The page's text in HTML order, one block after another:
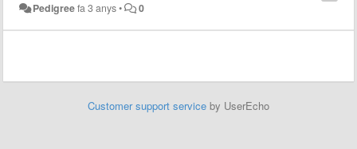
Pedigreefa 3 anys• 0
Customer support service by UserEcho